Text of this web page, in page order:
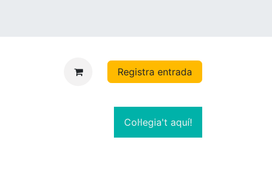
Registra entrada
Col·legia't aquí!